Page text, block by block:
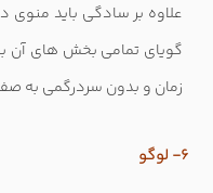
علاوه بر سادگی باید
گویای تمامی بخش های آن
زمان و بدون سردرگمی به
6- لوگو